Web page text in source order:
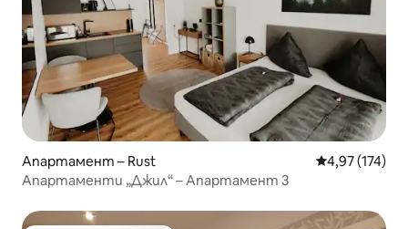
Апартамент – Rust Средна
4,97 (174)
Апартаменти „Джил“ – Апартамент 3